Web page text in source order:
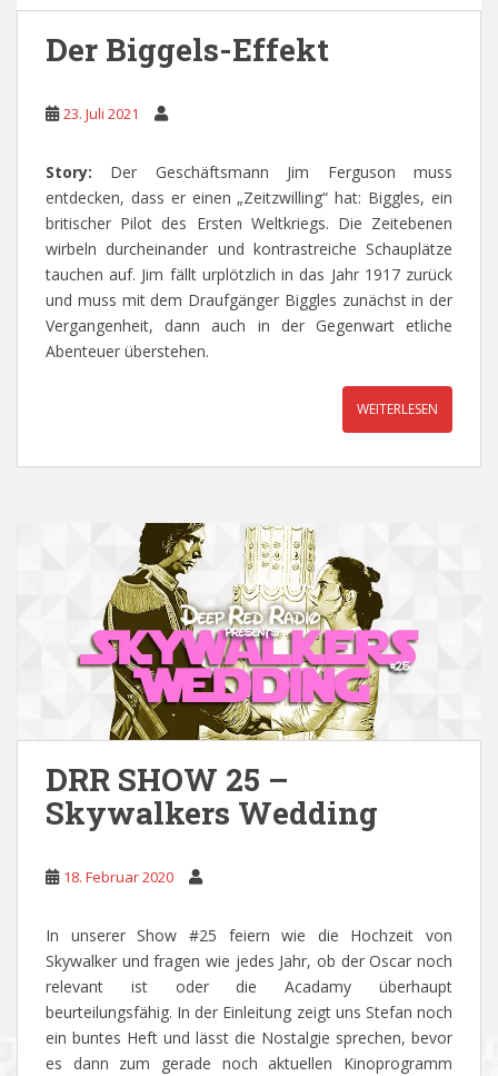
Der Biggels-Effekt
23. Juli 2021
Story: Der Geschäftsmann Jim Ferguson muss
entdecken, dass er einen „Zeitzwilling“ hat: Biggles, ein
britischer Pilot des Ersten Weltkriegs. Die Zeitebenen
wirbeln durcheinander und kontrastreiche Schauplätze
tauchen auf. Jim fällt urplötzlich in das Jahr 1917 zurück
und muss mit dem Draufgänger Biggles zunächst in der
Vergangenheit, dann auch in der Gegenwart etliche
Abenteuer überstehen.
WEITERLESEN
DRR SHOW 25 –
Skywalkers Wedding
18. Februar 2020
In unserer Show #25 feiern wie die Hochzeit von
Skywalker und fragen wie jedes Jahr, ob der Oscar noch
relevant ist oder die Acadamy überhaupt
beurteilungsfähig. In der Einleitung zeigt uns Stefan noch
ein buntes Heft und lässt die Nostalgie sprechen, bevor
es dann zum gerade noch aktuellen Kinoprogramm